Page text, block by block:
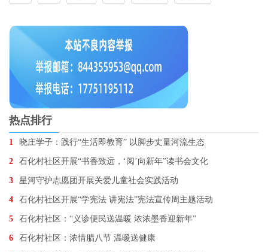
热点排行
1 晓庄学子：践行“生活即教育” 以脚步丈量河流生态
2 石化村社区开展“书香致远，‘阅’向新年”读书会文化
3 星河守护志愿团开展关爱儿童社会实践活动
4 石化村社区开展“学宪法 讲宪法”宪法宣传周主题活动
5 石化村社区：“义诊便民送温暖 浓浓墨香迎新年”
6 石化村社区：浓情腊八节 温暖送健康